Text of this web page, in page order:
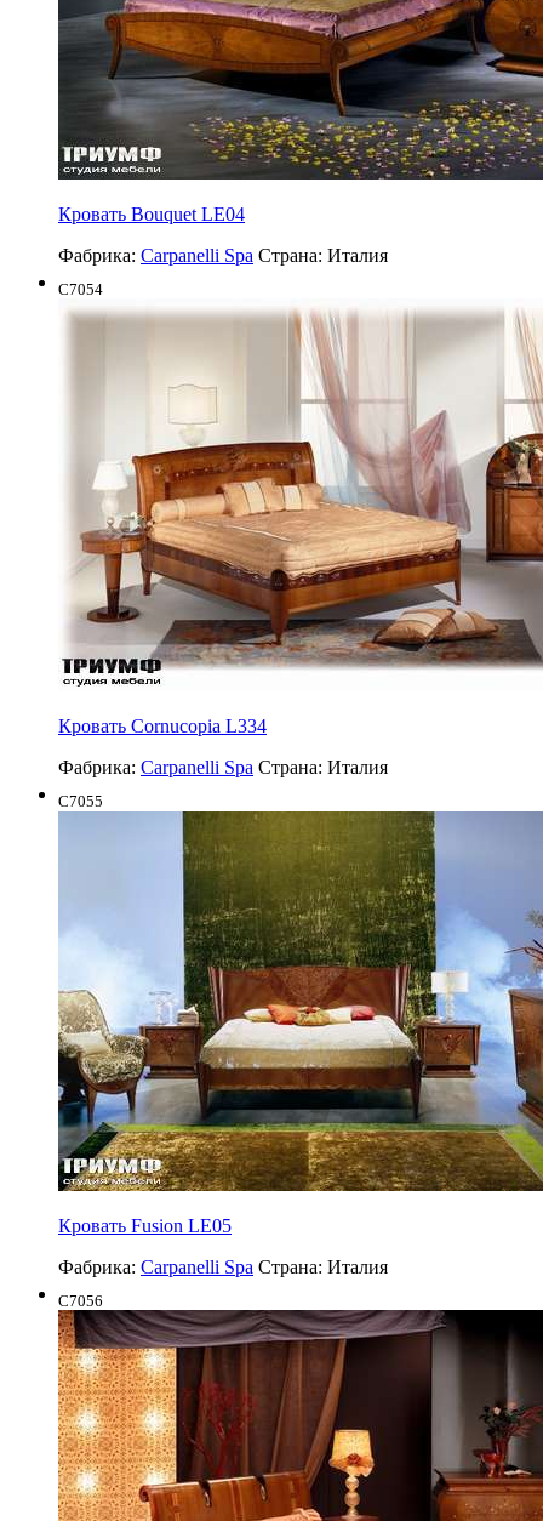
Кровать Bouquet LE04
Фабрика: Carpanelli Spa Страна: Италия
C7054
Кровать Cornucopia L334
Фабрика: Carpanelli Spa Страна: Италия
C7055
Кровать Fusion LE05
Фабрика: Carpanelli Spa Страна: Италия
C7056